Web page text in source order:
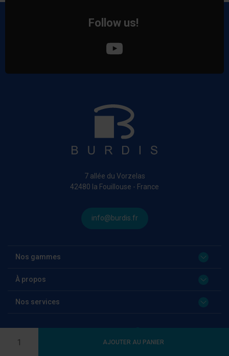
AJOUTER AU PANIER
Follow us!
7 allée du Vorzelas
42480 la Fouillouse - France
info@burdis.fr
Nos gammes
À propos
Nos services